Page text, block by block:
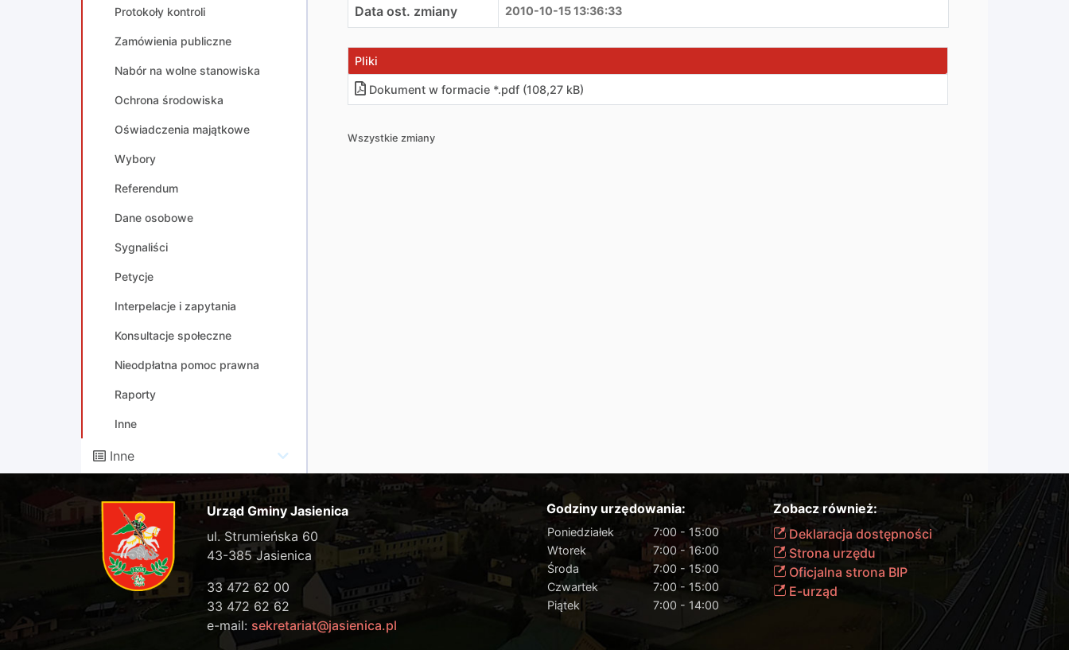
Protokoły kontroli
Zamówienia publiczne
Nabór na wolne stanowiska
Ochrona środowiska
Oświadczenia majątkowe
Wybory
Referendum
Dane osobowe
Sygnaliści
Petycje
Interpelacje i zapytania
Konsultacje społeczne
Nieodpłatna pomoc prawna
Raporty
Inne
Inne
Data ost. zmiany 2010-10-15 13:36:33
Pliki
Dokument w formacie *.pdf (108,27 kB)
Wszystkie zmiany
Urząd Gminy Jasienica
ul. Strumieńska 60
43-385 Jasienica
33 472 62 00
33 472 62 62
e-mail: sekretariat@jasienica.pl
Godziny urzędowania:
Poniedziałek
7:00 - 15:00
Wtorek
7:00 - 16:00
Środa
7:00 - 15:00
Czwartek
7:00 - 15:00
Piątek
7:00 - 14:00
Zobacz również:
Deklaracja dostępności
Strona urzędu
Oficjalna strona BIP
E-urząd